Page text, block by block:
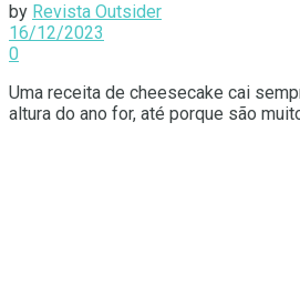
by Revista Outsider
16/12/2023
0
Uma receita de cheesecake cai
altura do ano for, até porque são